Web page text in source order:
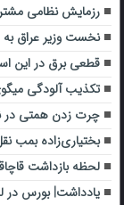
رزمایش نظامی
نخست وزیر عراق به
قطعی برق در این
تکذیب آلودگی
چرت زدن همتی در
بختیاری‌زاده بمب
لحظه بازداشت
یادداشت| بورس در لبه حمایت ۴